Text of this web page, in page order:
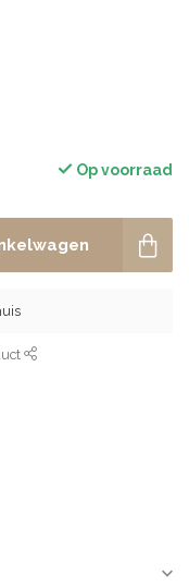
Op voorraad